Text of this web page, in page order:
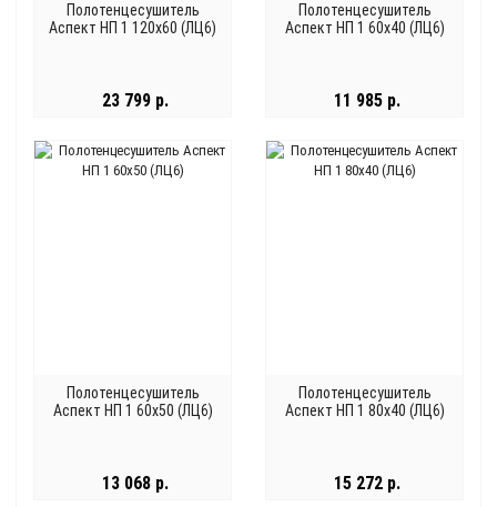
Полотенцесушитель
Аспект НП 1 120x60 (ЛЦ6)
23 799 р.
Полотенцесушитель
Аспект НП 1 60x40 (ЛЦ6)
11 985 р.
Полотенцесушитель
Аспект НП 1 60x50 (ЛЦ6)
13 068 р.
Полотенцесушитель
Аспект НП 1 80x40 (ЛЦ6)
15 272 р.